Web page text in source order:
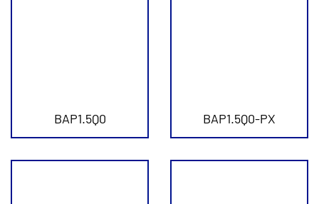
BAP1.5Q0 BAP1.5Q0-PX